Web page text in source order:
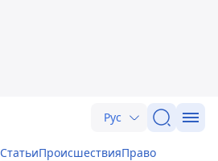
Рус
СтатьиПроисшествияПраво